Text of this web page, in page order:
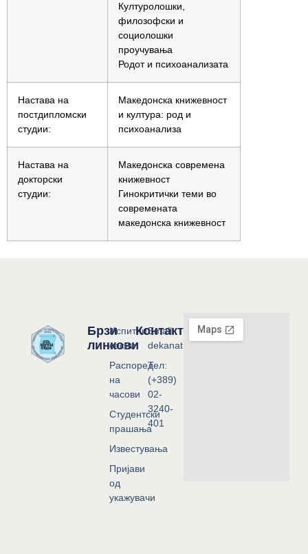
Културолошки,
филозофски и
социолошки
проучувања
Родот и психоанализата
Настава на
постдипломски
студии:
Македонска книжевност
и култура: род и
психоанализа
Настава на
докторски
студии:
Македонска современа
книжевност
Гинокритички теми во
современата
македонска книжевност
Брзи
линкови
Испитни
сесии
Распоред
на
часови
Студентски
прашања
Известувања
Пријави
од
укажувачи
Контакт
Email:
dekanat@flf.ukim.edu.mk
Тел:
(+389)
02-
3240-
401